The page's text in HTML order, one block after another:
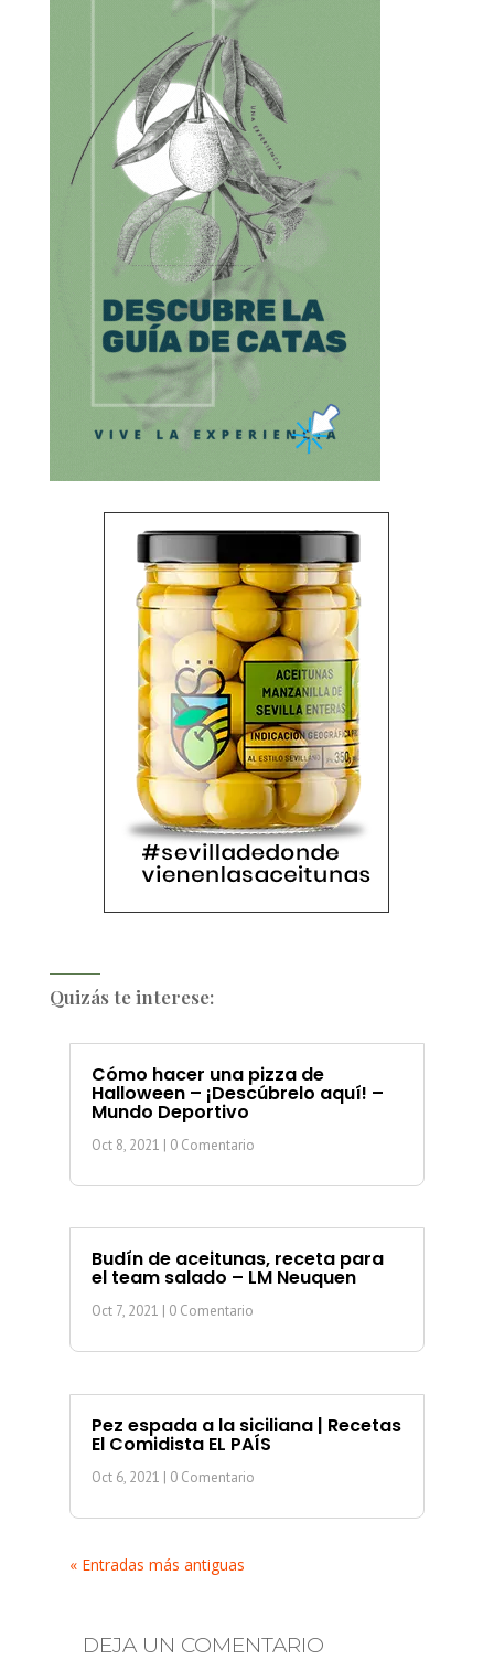
Quizás te interese:
Cómo hacer una pizza de
Halloween – ¡Descúbrelo aquí! –
Mundo Deportivo
Oct 8, 2021 | 0 Comentario
Budín de aceitunas, receta para
el team salado – LM Neuquen
Oct 7, 2021 | 0 Comentario
Pez espada a la siciliana | Recetas
El Comidista EL PAÍS
Oct 6, 2021 | 0 Comentario
« Entradas más antiguas
DEJA UN COMENTARIO